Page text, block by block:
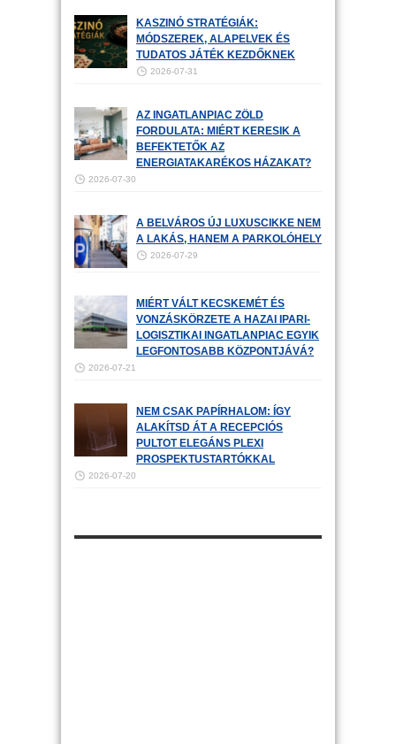
KASZINÓ STRATÉGIÁK:
MÓDSZEREK, ALAPELVEK ÉS
TUDATOS JÁTÉK KEZDŐKNEK
2026-07-31
AZ INGATLANPIAC ZÖLD
FORDULATA: MIÉRT KERESIK A
BEFEKTETŐK AZ
ENERGIATAKARÉKOS HÁZAKAT?
2026-07-30
A BELVÁROS ÚJ LUXUSCIKKE NEM
A LAKÁS, HANEM A PARKOLÓHELY
2026-07-29
MIÉRT VÁLT KECSKEMÉT ÉS
VONZÁSKÖRZETE A HAZAI IPARI-
LOGISZTIKAI INGATLANPIAC EGYIK
LEGFONTOSABB KÖZPONTJÁVÁ?
2026-07-21
NEM CSAK PAPÍRHALOM: ÍGY
ALAKÍTSD ÁT A RECEPCIÓS
PULTOT ELEGÁNS PLEXI
PROSPEKTUSTARTÓKKAL
2026-07-20